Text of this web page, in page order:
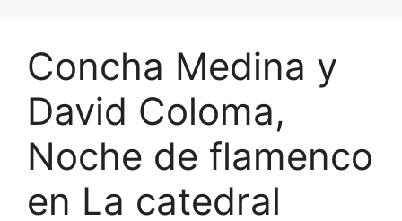
Concha Medina y
David Coloma,
Noche de flamenco
en La catedral